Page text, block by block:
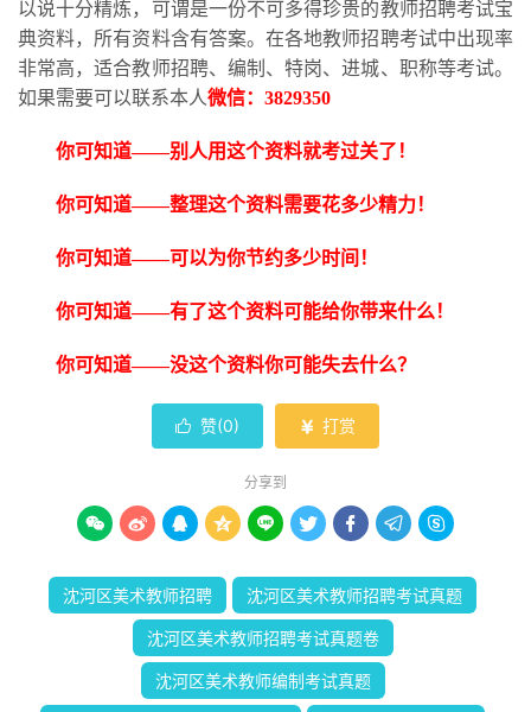
以说十分精炼，可谓是一份不可多得珍贵的教师招聘考试宝
典资料，所有资料含有答案。在各地教师招聘考试中出现率
非常高，适合教师招聘、编制、特岗、进城、职称等考试。
如果需要可以联系本人微信： 3829350
你可知道——别人用这个资料就考过关了！
你可知道——整理这个资料需要花多少精力！
你可知道——可以为你节约多少时间！
你可知道——有了这个资料可能给你带来什么！
你可知道——没这个资料你可能失去什么？
 赞(0)  打赏
分享到
        
沈河区美术教师招聘 沈河区美术教师招聘考试真题
沈河区美术教师招聘考试真题卷
沈河区美术教师编制考试真题